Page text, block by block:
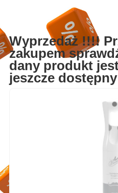
Wyprzedaż !!!!
zakupem
dany produkt
jeszcze dostępny